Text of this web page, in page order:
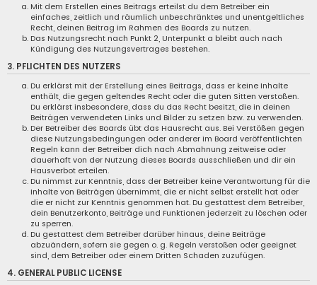
Mit dem Erstellen eines Beitrags erteilst du dem Betreiber ein
einfaches, zeitlich und räumlich unbeschränktes und unentgeltliches
Recht, deinen Beitrag im Rahmen des Boards zu nutzen.
Das Nutzungsrecht nach Punkt 2, Unterpunkt a bleibt auch nach
Kündigung des Nutzungsvertrages bestehen.
3. PFLICHTEN DES NUTZERS
Du erklärst mit der Erstellung eines Beitrags, dass er keine Inhalte
enthält, die gegen geltendes Recht oder die guten Sitten verstoßen.
Du erklärst insbesondere, dass du das Recht besitzt, die in deinen
Beiträgen verwendeten Links und Bilder zu setzen bzw. zu verwenden.
Der Betreiber des Boards übt das Hausrecht aus. Bei Verstößen gegen
diese Nutzungsbedingungen oder anderer im Board veröffentlichten
Regeln kann der Betreiber dich nach Abmahnung zeitweise oder
dauerhaft von der Nutzung dieses Boards ausschließen und dir ein
Hausverbot erteilen.
Du nimmst zur Kenntnis, dass der Betreiber keine Verantwortung für die
Inhalte von Beiträgen übernimmt, die er nicht selbst erstellt hat oder
die er nicht zur Kenntnis genommen hat. Du gestattest dem Betreiber,
dein Benutzerkonto, Beiträge und Funktionen jederzeit zu löschen oder
zu sperren.
Du gestattest dem Betreiber darüber hinaus, deine Beiträge
abzuändern, sofern sie gegen o. g. Regeln verstoßen oder geeignet
sind, dem Betreiber oder einem Dritten Schaden zuzufügen.
4. GENERAL PUBLIC LICENSE